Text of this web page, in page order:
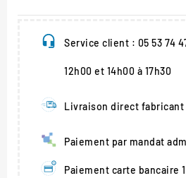
Service client : 05 53 74
12h00 et 14h00 à 17h30
Livraison direct fabricant
Paiement par mandat
Paiement carte bancaire